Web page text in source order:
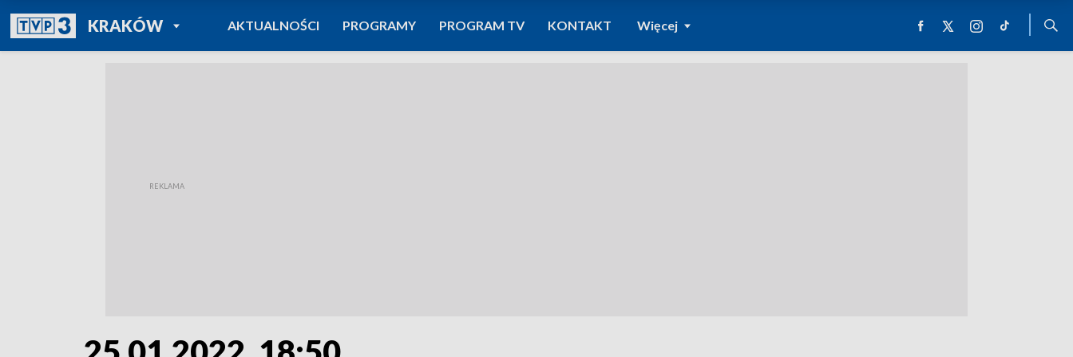
KRAKÓWPOWRÓT DO
TVP REGIONY
AKTUALNOŚCI PROGRAMY PROGRAM TV KONTAKT Więcej